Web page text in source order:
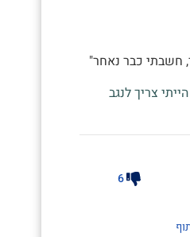
חשבתי כבר נאחר"
צריך לנגב
6